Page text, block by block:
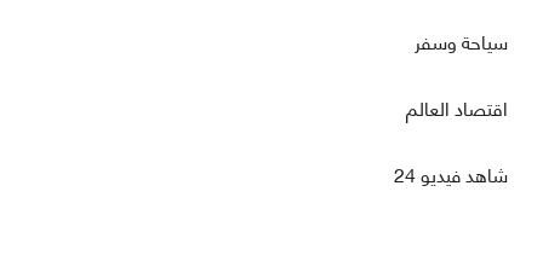
سياحة وسفر
اقتصاد العالم
شاهد فيديو 24